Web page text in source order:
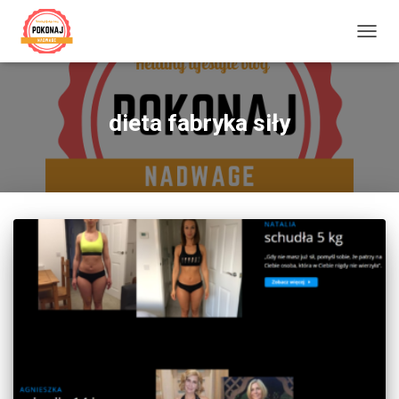
dieta fabryka siły